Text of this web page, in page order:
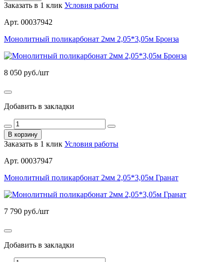
Заказать в 1 клик Условия работы
Арт. 00037942
Монолитный поликарбонат 2мм 2,05*3,05м Бронза
8 050 руб./шт
Добавить в закладки
В корзину
Заказать в 1 клик Условия работы
Арт. 00037947
Монолитный поликарбонат 2мм 2,05*3,05м Гранат
7 790 руб./шт
Добавить в закладки